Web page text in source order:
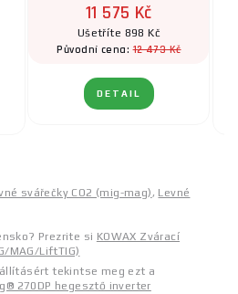
11 575 Kč
Ušetříte 898 Kč
Původní cena:12 473 Kč
DETAIL
svářečky CO2 (mig-mag), Levné
Prezrite si KOWAX Zvárací
MAG/LiftTIG)
tekintse meg ezt a
270DP hegesztő inverter